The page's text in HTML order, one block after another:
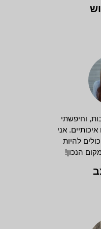
וחיפשתי
אני
להיות
הנכון!